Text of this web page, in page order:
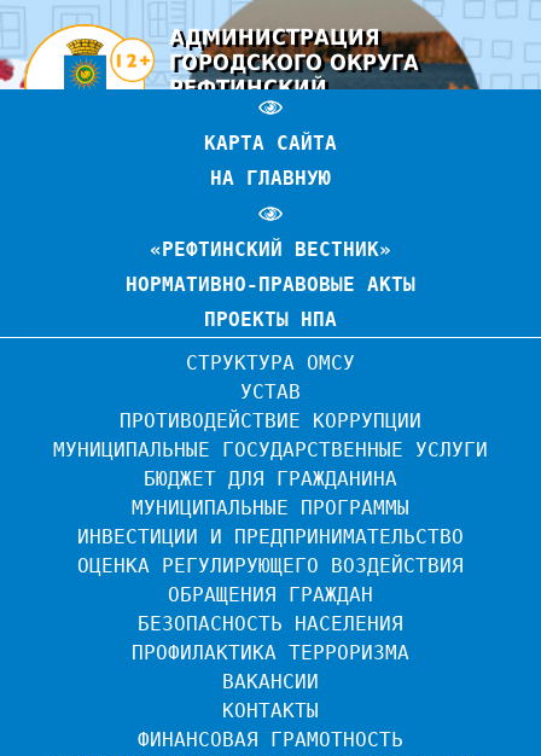
АДМИНИСТРАЦИЯ
ГОРОДСКОГО ОКРУГА
РЕФТИНСКИЙ
ОФИЦИАЛЬНЫЙ САЙТ
КАРТА САЙТА
НА ГЛАВНУЮ
«РЕФТИНСКИЙ ВЕСТНИК»
НОРМАТИВНО-ПРАВОВЫЕ АКТЫ
ПРОЕКТЫ НПА
СТРУКТУРА ОМСУ
УСТАВ
ПРОТИВОДЕЙСТВИЕ КОРРУПЦИИ
МУНИЦИПАЛЬНЫЕ ГОСУДАРСТВЕННЫЕ УСЛУГИ
БЮДЖЕТ ДЛЯ ГРАЖДАНИНА
МУНИЦИПАЛЬНЫЕ ПРОГРАММЫ
ИНВЕСТИЦИИ И ПРЕДПРИНИМАТЕЛЬСТВО
ОЦЕНКА РЕГУЛИРУЮЩЕГО ВОЗДЕЙСТВИЯ
ОБРАЩЕНИЯ ГРАЖДАН
БЕЗОПАСНОСТЬ НАСЕЛЕНИЯ
ПРОФИЛАКТИКА ТЕРРОРИЗМА
ВАКАНСИИ
КОНТАКТЫ
ФИНАНСОВАЯ ГРАМОТНОСТЬ